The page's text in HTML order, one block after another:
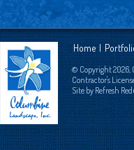
Home |
© Copyright 2026,
Contractor's
Site by Refresh